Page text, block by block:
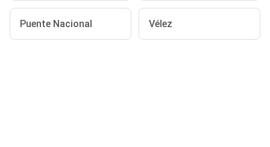
Puente Nacional Vélez